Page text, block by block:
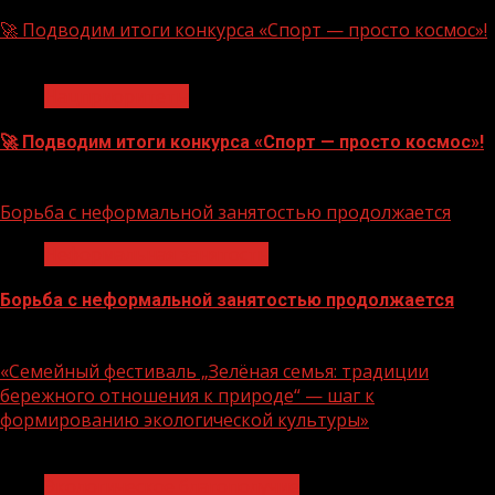
🚀 Подводим итоги конкурса «Спорт — просто космос»!
🚀 Подводим итоги конкурса «Спорт — просто космос»!
Борьба с неформальной занятостью продолжается
Борьба с неформальной занятостью продолжается
«Семейный фестиваль „Зелёная семья: традиции
бережного отношения к природе“ — шаг к
формированию экологической культуры»